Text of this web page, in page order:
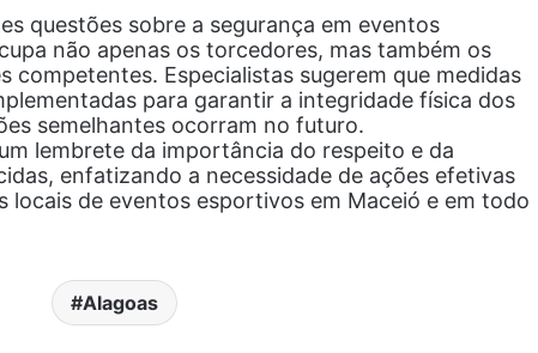
questões sobre a segurança em eventos
não apenas os torcedores, mas também os
competentes. Especialistas sugerem que medidas
para garantir a integridade física dos
semelhantes ocorram no futuro.
lembrete da importância do respeito e da
enfatizando a necessidade de ações efetivas
locais de eventos esportivos em Maceió e em todo
Alagoas